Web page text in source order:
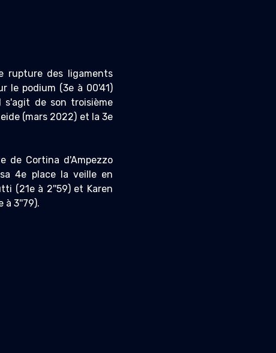
rupture des ligaments
le podium (3e à 00'41)
s'agit de son troisième
(mars 2022) et la 3e
de Cortina d'Ampezzo
4e place la veille en
(21e à 2''59) et Karen
à 3''79).